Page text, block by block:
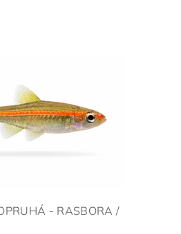
- RASBORA /